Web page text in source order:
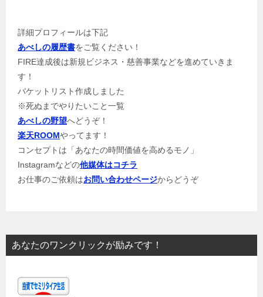
詳細プロフィールは下記
あべしの履歴書をご覧ください！
FIRE達成後は新規ビジネス・慈善事業などを進めていきま
す！
バケットリスト作成しました
※死ぬまでやりたいこと一覧
あべしの野望へどうぞ！
楽天ROOMやってます！
コンセプトは「あなたの時間価値を高めるモノ」
Instagramなどの他媒体はコチラ
お仕事のご依頼はお問い合わせページからどうぞ
あなたのワンクリックが励みです！